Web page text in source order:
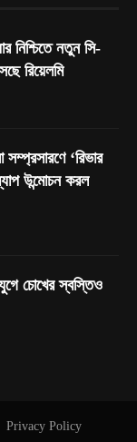
নিশ্চিতে নতুন সি-
রিয়েলমি
‘রিভার
উন্মোচন করল
যুগে চোখের স্বস্তিও
Privacy Policy